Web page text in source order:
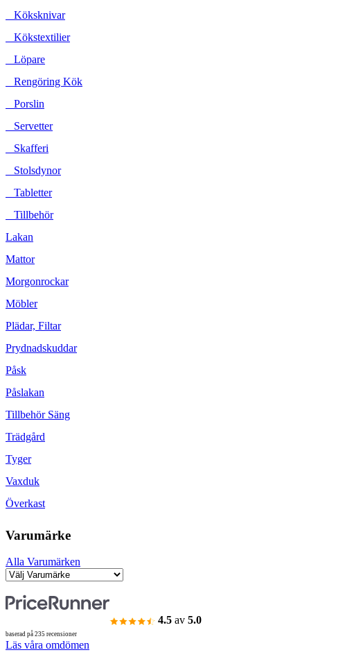
Köksknivar
Kökstextilier
Löpare
Rengöring Kök
Porslin
Servetter
Skafferi
Stolsdynor
Tabletter
Tillbehör
Lakan
Mattor
Morgonrockar
Möbler
Plädar, Filtar
Prydnadskuddar
Påsk
Påslakan
Tillbehör Säng
Trädgård
Tyger
Vaxduk
Överkast
Varumärke
Alla Varumärken
4.5 av 5.0
baserad på 235 recensioner
Läs våra omdömen